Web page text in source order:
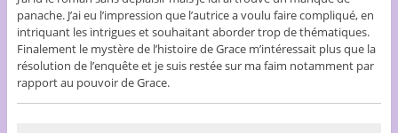
panache. J’ai eu l’impression que l’autrice a voulu faire compliqué, en
intriquant les intrigues et souhaitant aborder trop de thématiques.
Finalement le mystère de l’histoire de Grace m’intéressait plus que la
résolution de l’enquête et je suis restée sur ma faim notamment par
rapport au pouvoir de Grace.